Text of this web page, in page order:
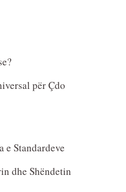
për Çdo
e Standardeve
dhe Shëndetin